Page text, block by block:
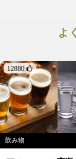
よ
12880 
飲み物